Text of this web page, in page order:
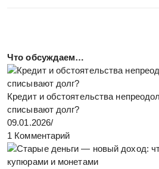
Что обсуждаем…
Кредит и обстоятельства
списывают долг?
09.01.2026/
1 Комментарий